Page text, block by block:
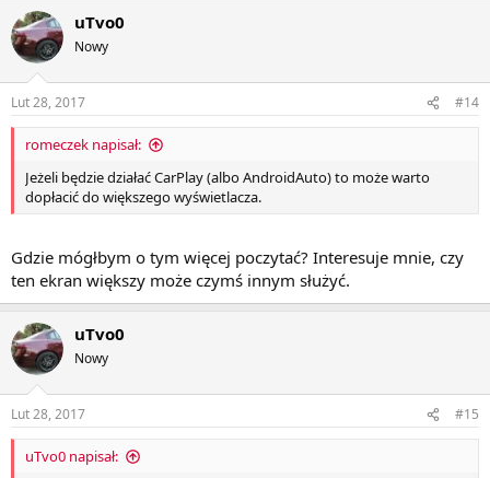
uTvo0
Nowy
Lut 28, 2017 #14
romeczek napisał:
Jeżeli będzie działać CarPlay (albo AndroidAuto) to może warto
dopłacić do większego wyświetlacza.
Gdzie mógłbym o tym więcej poczytać? Interesuje mnie, czy
ten ekran większy może czymś innym służyć.
uTvo0
Nowy
Lut 28, 2017 #15
uTvo0 napisał: